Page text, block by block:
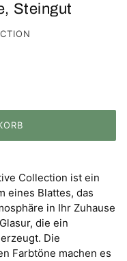
Steingut
Collection ist ein
eines Blattes, das
in Ihr Zuhause
die ein
Die
Farbtöne machen es